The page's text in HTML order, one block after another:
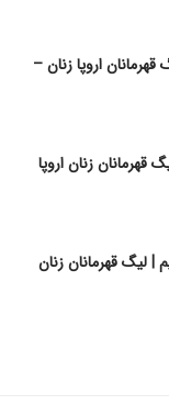
اروپا زنان –
لیگ قهرمانان زنان